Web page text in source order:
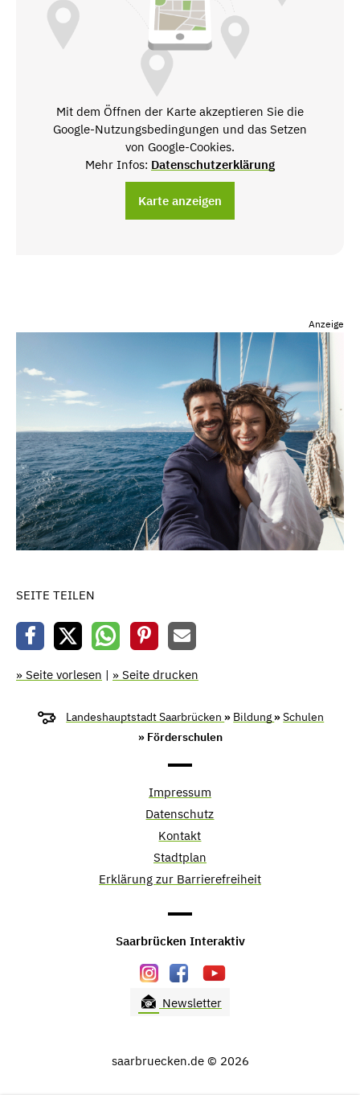
Mit dem Öffnen der Karte akzeptieren Sie die
Google-Nutzungsbedingungen und das Setzen
von Google-Cookies.
Mehr Infos: Datenschutzerklärung
Karte anzeigen
Anzeige
SEITE TEILEN
» Seite vorlesen | » Seite drucken
Landeshauptstadt Saarbrücken » Bildung »Schulen
» Förderschulen
Impressum
Datenschutz
Kontakt
Stadtplan
Erklärung zur Barrierefreiheit
Saarbrücken Interaktiv
Newsletter
saarbruecken.de © 2026